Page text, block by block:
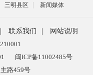
三明县区 新闻媒体
联系我们
网站说明
闽ICP备11002485号
路459号